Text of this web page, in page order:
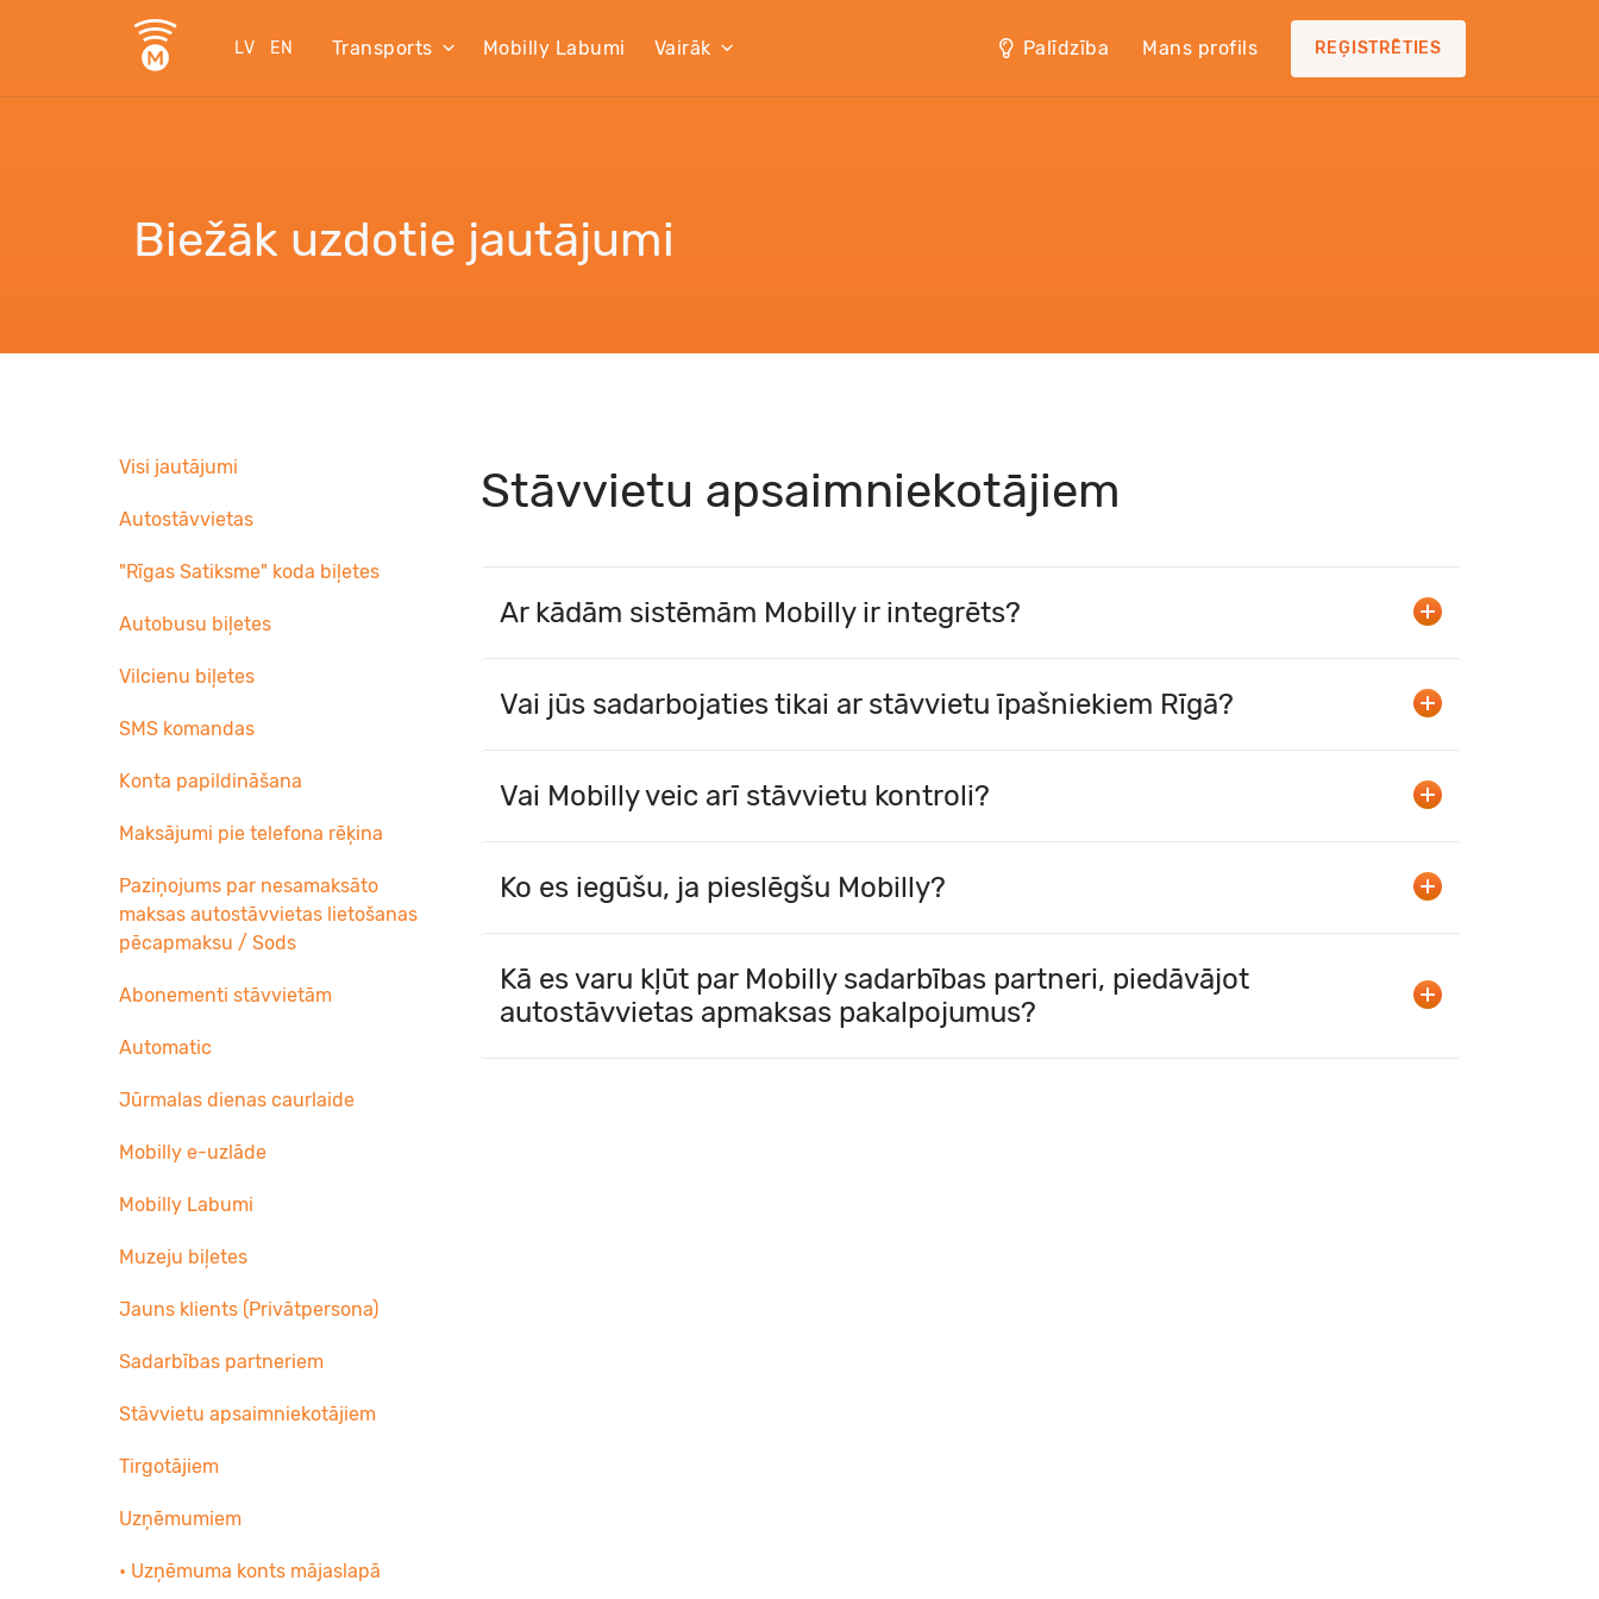
LV EN Transports Mobilly Labumi Vairāk Palīdzība Mans profils REĢISTRĒTIES
Biežāk uzdotie jautājumi
Visi jautājumi
Autostāvvietas
"Rīgas Satiksme" koda biļetes
Autobusu biļetes
Vilcienu biļetes
SMS komandas
Konta papildināšana
Maksājumi pie telefona rēķina
Paziņojums par nesamaksāto
maksas autostāvvietas lietošanas
pēcapmaksu / Sods
Abonementi stāvvietām
Automatic
Jūrmalas dienas caurlaide
Mobilly e-uzlāde
Mobilly Labumi
Muzeju biļetes
Jauns klients (Privātpersona)
Sadarbības partneriem
Stāvvietu apsaimniekotājiem
Tirgotājiem
Uzņēmumiem
• Uzņēmuma konts mājaslapā
Stāvvietu apsaimniekotājiem
Ar kādām sistēmām Mobilly ir integrēts?
Vai jūs sadarbojaties tikai ar stāvvietu īpašniekiem Rīgā?
Vai Mobilly veic arī stāvvietu kontroli?
Ko es iegūšu, ja pieslēgšu Mobilly?
Kā es varu kļūt par Mobilly sadarbības partneri, piedāvājot
autostāvvietas apmaksas pakalpojumus?